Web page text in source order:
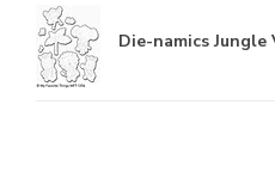
Die-namics Jungle